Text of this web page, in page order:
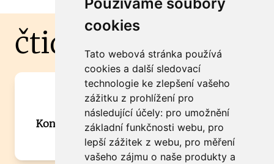
cookies
Tato webová stránka používá
cookies a další sledovací
technologie ke zlepšení vašeho
zážitku z prohlížení pro
následující účely: pro umožnění
základní funkčnosti webu, pro
lepší zážitek z webu, pro měření
vašeho zájmu o naše produkty a
čtidoma.cz
Máte zajímavou informaci? Chcete
spolupracovat?
Kontaktujte šéfredaktora Martina Chalupu:
chalupa@ctidoma.cz